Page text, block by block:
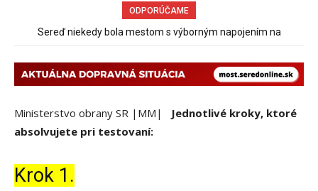
ODPORÚČAME
Sereď niekedy bola mestom s výborným napojením na
Ministerstvo obrany SR |MM|
Jednotlivé kroky, ktoré
absolvujete pri testovaní:
Krok 1.